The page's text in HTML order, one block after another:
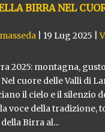
BIRRA NEL
19 Lug 2025 |
2025: montagna,
cuore delle Valli di
il cielo e il silenzio
voce della tradizione,
Birra al...